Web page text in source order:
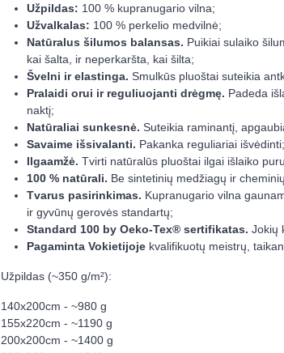
Užpildas: 100 % kupranugario vilna;
Užvalkalas: 100 % perkelio medvilnė;
Natūralus šilumos balansas. Puikiai sulaiko
kai šalta, ir neperkaršta, kai šilta;
Švelni ir elastinga. Smulkūs pluoštai suteikia
Pralaidi orui ir reguliuojanti drėgmę. Padeda
naktį;
Natūraliai sunkesnė. Suteikia raminantį,
Savaime išsivalanti. Pakanka reguliariai išvėdinti;
Ilgaamžė. Tvirti natūralūs pluoštai ilgai išlaiko
100 % natūrali. Be sintetinių medžiagų ir
Tvarus pasirinkimas. Kupranugario vilna
ir gyvūnų gerovės standartų;
Standard 100 by Oeko-Tex® sertifikatas. Jokių
Pagaminta Vokietijoje kvalifikuotų meistrų,
Užpildas (~350 g/m²):
140x200cm - ~980 g
155x220cm - ~1190 g
200x200cm - ~1400 g